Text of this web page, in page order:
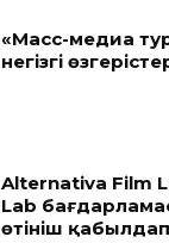
«Масс-медиа
негізгі
Alternativa Film
Lab
өтініш